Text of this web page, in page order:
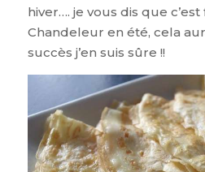
hiver…. je vous dis que
Chandeleur en été, cela
succès j’en suis sûre !!